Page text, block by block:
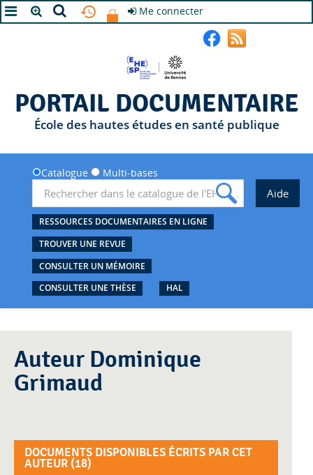
Me connecter
PORTAIL DOCUMENTAIRE
École des hautes études en santé publique
Catalogue Multi-bases
RESSOURCES DOCUMENTAIRES EN LIGNE
TROUVER UNE REVUE
CONSULTER UN MÉMOIRE
CONSULTER UNE THÈSE
HAL
Auteur Dominique
Grimaud
DOCUMENTS DISPONIBLES ÉCRITS PAR CET
AUTEUR (18)